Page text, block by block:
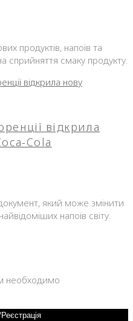
продуктів, напоїв та
сприйняття смаку продукту.
відкрила
Cola
який може змінити
напоїв світу.
необходимо